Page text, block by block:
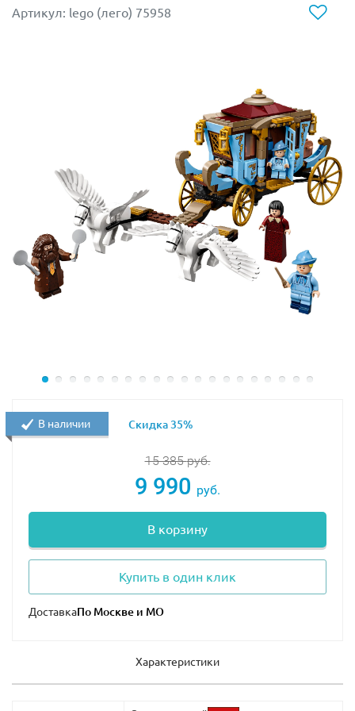
также Сердце и Звезда.
Артикул: lego (лего) 75958
15 385руб.
9 990 руб.
В корзину
Купить в один клик
Доставка
В наличии Скидка 35%
Характеристики